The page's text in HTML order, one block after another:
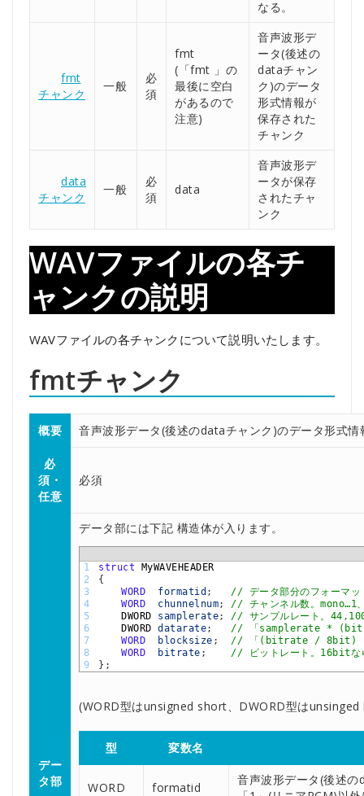
なる。
fmt
チャンク
一般
必
須
fmt
(「fmt 」の
最後に空白
があるので
注意)
音声波形デ
ータ(後述の
dataチャン
ク)のデータ
形式情報が
保存された
チャンク
data
チャンク
一般
必
須
data
音声波形デ
ータが保存
されたチャ
ンク
WAVファイルの各チ
ャンクの説明
WAVファイルの各チャンクについて説明いたします。
fmtチャンク
概要 音声波形データ(後述のdataチャンク)のデータ形式
必
須・
任意
必須
デー
タ部
データ部には下記 構造体が入ります。
1
2
3
4
5
6
7
8
9
struct
MyWAVEHEADER
{
WORD
formatid ;
// データ部分のフォーマッ
WORD
chunnelnum;
// チャンネル数。mono…1
DWORD samplerate;
// サンプルレート。
DWORD datarate;
// 「samplerate *
WORD
blocksize ;
// 「(bitrate / 8bit) *
WORD
bitrate ;
// ビットレート。16bitな
} ;
(WORD型はunsigned short、DWORD型は
型 変数名
WORD formatid
音声波形データ(後述